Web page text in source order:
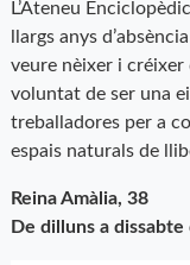
L’Ateneu
llargs anys
veure nèixer i
voluntat de ser una
treballadores per a
espais naturals de
Reina Amàlia, 38
De dilluns a dissabte